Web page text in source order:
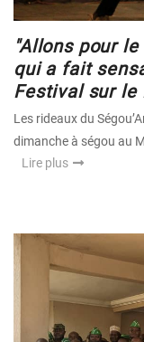
"Allons pour
qui a fait
Festival sur le
Les rideaux du
dimanche à ségou au
Lire plus